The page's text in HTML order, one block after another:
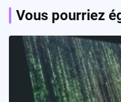
Vous pourriez